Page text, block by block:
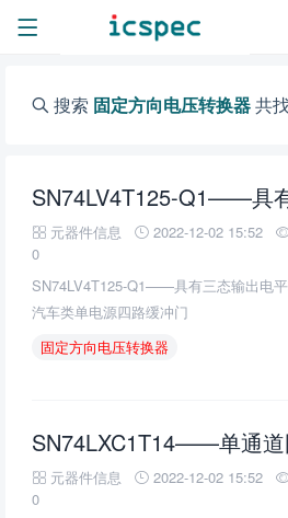
搜索 固定方向电压转换器共
元器件信息
2022-12-02 15:52
0
SN74LV4T125-Q1——具有三态输出电
汽车类单电源四路缓冲门
固定方向电压转换器
元器件信息
2022-12-02 15:52
0